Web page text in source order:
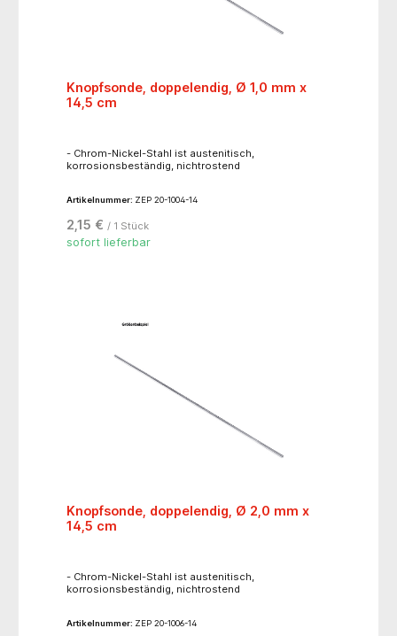
Knopfsonde, doppelendig, Ø 1,0 mm x
14,5 cm
- Chrom-Nickel-Stahl ist austenitisch,
korrosionsbeständig, nichtrostend
Artikelnummer: ZEP 20-1004-14
2,15 € / 1 Stück
sofort lieferbar
Knopfsonde, doppelendig, Ø 2,0 mm x
14,5 cm
- Chrom-Nickel-Stahl ist austenitisch,
korrosionsbeständig, nichtrostend
Artikelnummer: ZEP 20-1006-14